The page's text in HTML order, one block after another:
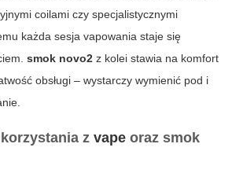
coilami czy specjalistycznymi
każda sesja vapowania staje się
smok novo2 z kolei stawia na komfort
obsługi – wystarczy wymienić pod i
z vape oraz smok